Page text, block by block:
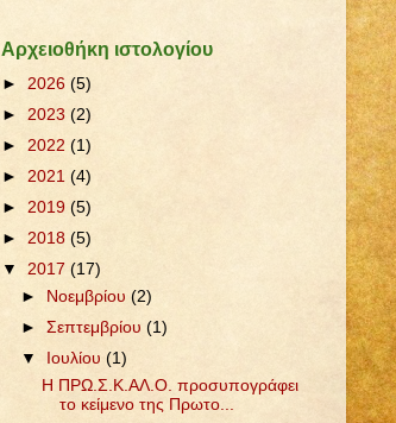
Αρχειοθήκη ιστολογίου
► 2026 (5)
► 2023 (2)
► 2022 (1)
► 2021 (4)
► 2019 (5)
► 2018 (5)
▼ 2017 (17)
►
Νοεμβρίου(2)
►Σεπτεμβρίου (1)
▼
Ιουλίου(1)
Η ΠΡΩ.Σ.Κ.ΑΛ.Ο. προσυπογράφει
το κείμενο της Πρωτο...